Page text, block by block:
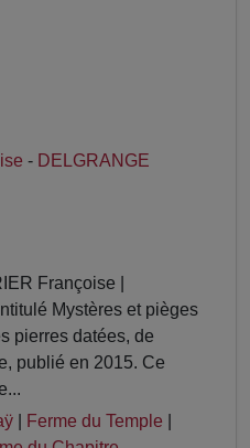
- DELGRANGE
Françoise |
Mystères et pièges
pierres datées, de
publié en 2015. Ce
Ferme du Temple